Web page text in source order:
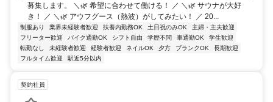
募集します。 ＼🌿 希望に合わせて働ける！ ／ ＼🌿 サウナが大好
き！ ／ ＼🌿 アウフグース（熱波）がしてみたい！ ／ 20...
制服あり 業界未経験者歓迎 扶養内勤務OK 土日祝のみOK
主婦・主夫歓迎
フリーター歓迎
バイク通勤OK シフト自由 学歴不問 車通勤OK
学生歓迎
転勤なし
未経験者歓迎 経験者歓迎 ネイルOK 夕方 ブランクOK
長期歓迎
フルタイム歓迎
駅近5分以内
契約社員